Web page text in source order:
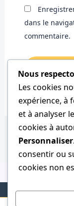
dans le
commentaire.
Nous
Les cookies
expérience, à
et à analyser
cookies à
Personnaliser
consentir ou
cookies non